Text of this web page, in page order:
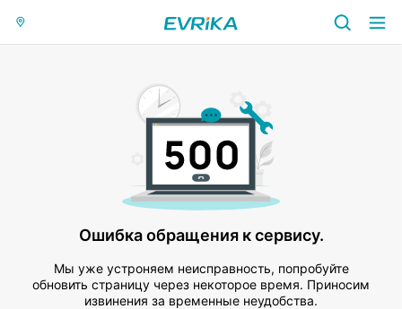
Ошибка обращения к сервису.
Мы уже устроняем неисправность, попробуйте
обновить страницу через некоторое время. Приносим
извинения за временные неудобства.